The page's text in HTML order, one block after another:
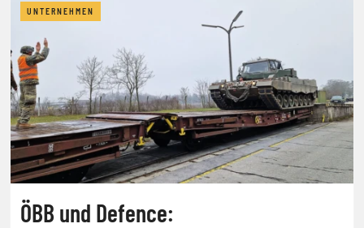
UNTERNEHMEN
ÖBB und Defence: